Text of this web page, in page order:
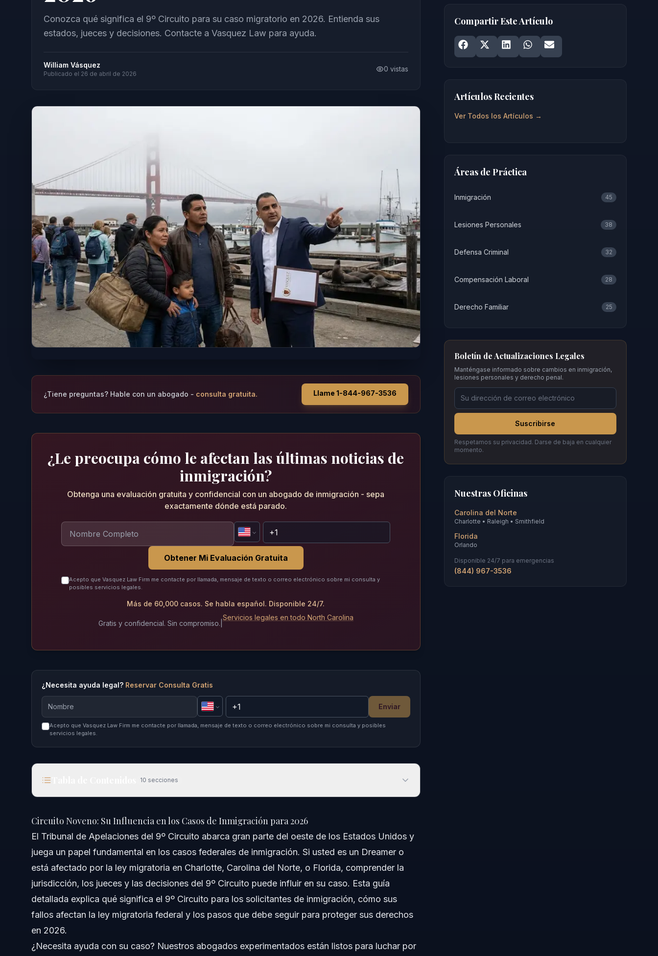
Conozca qué significa el 9º Circuito para su caso migratorio en 2026. Entienda sus
estados, jueces y decisiones. Contacte a Vasquez Law para ayuda.
William Vásquez
Publicado el 26 de abril de 2026
0 vistas
¿Tiene preguntas? Hable con un abogado - consulta gratuita. Llame 1-844-967-3536
¿Le preocupa cómo le afectan las últimas noticias de
inmigración?
Obtenga una evaluación gratuita y confidencial con un abogado de inmigración - sepa
exactamente dónde está parado.
Obtener Mi Evaluación Gratuita
Acepto que Vasquez Law Firm me contacte por llamada, mensaje de texto o correo electrónico sobre mi consulta y
posibles servicios legales.
Más de 60,000 casos. Se habla español. Disponible 24/7.
Gratis y confidencial. Sin compromiso.
Servicios legales en todo North Carolina
¿Necesita ayuda legal? Reservar Consulta Gratis
Enviar
Acepto que Vasquez Law Firm me contacte por llamada, mensaje de texto o correo electrónico sobre mi consulta y posibles
servicios legales.
10 secciones
Comprendiendo el 9º Circuito y su Papel
¿Qué es un Tribunal de Apelaciones de Circuito?
Cómo trabajan los jueces en el 9º Circuito
Admisión y Ejercicio Profesional
Estados Cubiertos por el 9º Circuito
Circuito Noveno: Su Influencia en los Casos de Inmigración para 2026
El Tribunal de Apelaciones del 9º Circuito abarca gran parte del oeste de los Estados Unidos y
juega un papel fundamental en los casos federales de inmigración. Si usted es un Dreamer o
está afectado por la ley migratoria en Charlotte, Carolina del Norte, o Florida, comprender la
jurisdicción, los jueces y las decisiones del 9º Circuito puede influir en su caso. Esta guía
detallada explica qué significa el 9º Circuito para los solicitantes de inmigración, cómo sus
fallos afectan la ley migratoria federal y los pasos que debe seguir para proteger sus derechos
en 2026.
¿Necesita ayuda con su caso? Nuestros abogados experimentados están listos para luchar por
Compartir Este Artículo
Share onFacebook
Share onX
Share onLinkedIn
Share onWhatsApp
Share on
Artículos Recientes
Ver Todos los Artículos →
Áreas de Práctica
Inmigración 45
Lesiones Personales 38
Defensa Criminal 32
Compensación Laboral 28
Derecho Familiar 25
Boletín de Actualizaciones Legales
Manténgase informado sobre cambios en inmigración,
lesiones personales y derecho penal.
Suscribirse
Respetamos su privacidad. Darse de baja en cualquier
momento.
Nuestras Oficinas
Carolina del Norte
Charlotte • Raleigh • Smithfield
Florida
Orlando
Disponible 24/7 para emergencias
(844) 967-3536